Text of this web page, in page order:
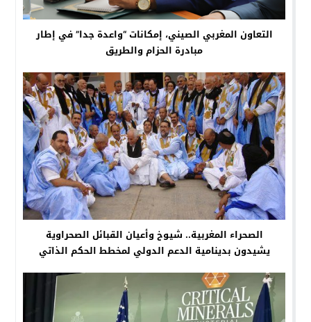
التعاون المغربي الصيني، إمكانات “واعدة جدا” في إطار
مبادرة الحزام والطريق
الصحراء المغربية.. شيوخ وأعيان القبائل الصحراوية
يشيدون بدينامية الدعم الدولي لمخطط الحكم الذاتي